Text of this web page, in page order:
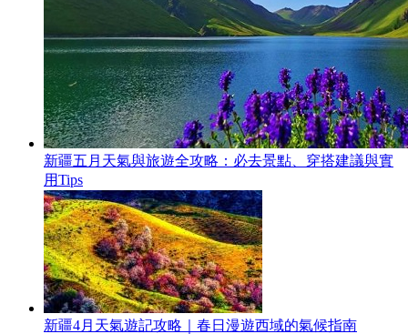
新疆五月天氣與旅遊全攻略：必去景點、穿搭建議與實
用Tips
新疆4月天氣遊記攻略｜春日漫遊西域的氣候指南